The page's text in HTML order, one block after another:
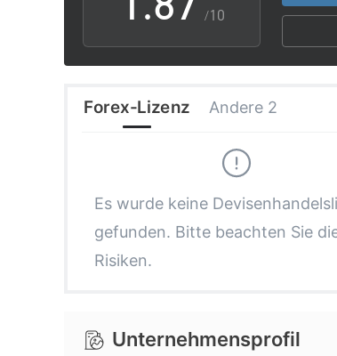
2
3
5
6
98
9
/10
Forex-Lizenz Andere 2
Es wurde keine
gefunden. Bitte beachten Sie
Risiken.
Unternehmensprofil